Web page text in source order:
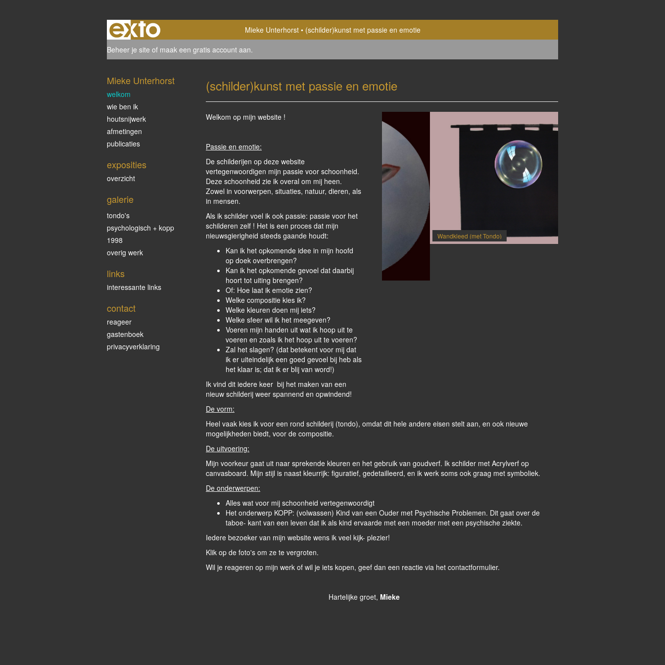
Mieke Unterhorst
(schilder)kunst met passie en emotie
Beheer je site of maak een gratis account aan.
(schilder)kunst met passie en emotie
Giraffebaby (voor mijn 2e kleinkind)
Wandkleed (met Tondo)
Welkom op mijn website !
Passie en emotie:
De schilderijen op deze website
vertegenwoordigen mijn passie voor schoonheid.
Deze schoonheid zie ik overal om mij heen.
Zowel in voorwerpen, situaties, natuur, dieren, als
in mensen.
Als ik schilder voel ik ook passie: passie voor het
schilderen zelf ! Het is een proces dat mijn
nieuwsgierigheid steeds gaande houdt:
Kan ik het opkomende idee in mijn hoofd
op doek overbrengen?
Kan ik het opkomende gevoel dat daarbij
hoort tot uiting brengen?
Of: Hoe laat ik emotie zien?
Welke compositie kies ik?
Welke kleuren doen mij iets?
Welke sfeer wil ik het meegeven?
Voeren mijn handen uit wat ik hoop uit te
voeren en zoals ik het hoop uit te voeren?
Zal het slagen? (dat betekent voor mij dat
ik er uiteindelijk een goed gevoel bij heb als
het klaar is; dat ik er blij van word!)
Ik vind dit iedere keer bij het maken van een
nieuw schilderij weer spannend en opwindend!
De vorm:
Heel vaak kies ik voor een rond schilderij (tondo), omdat dit hele andere eisen stelt aan, en ook nieuwe
mogelijkheden biedt, voor de compositie.
De uitvoering:
Mijn voorkeur gaat uit naar sprekende kleuren en het gebruik van goudverf. Ik schilder met Acrylverf op
canvasboard. Mijn stijl is naast kleurrijk: figuratief, gedetailleerd, en ik werk soms ook graag met symboliek.
De onderwerpen:
Alles wat voor mij schoonheid vertegenwoordigt
Het onderwerp KOPP: (volwassen) Kind van een Ouder met Psychische Problemen. Dit gaat over de
taboe- kant van een leven dat ik als kind ervaarde met een moeder met een psychische ziekte.
Iedere bezoeker van mijn website wens ik veel kijk- plezier!
Klik op de foto's om ze te vergroten.
Wil je reageren op mijn werk of wil je iets kopen, geef dan een reactie via het contactformulier.
Hartelijke groet, Mieke
Mieke Unterhorst
welkom
wie ben ik
houtsnijwerk
afmetingen
publicaties
exposities
overzicht
galerie
tondo's
psychologisch + kopp
1998
overig werk
links
interessante links
contact
reageer
gastenboek
privacyverklaring